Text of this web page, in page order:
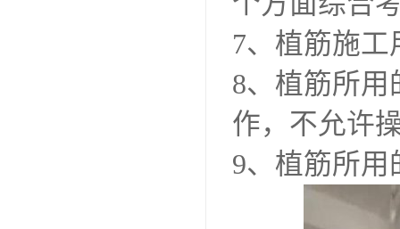
7、植筋施
8、植筋所
作，不允许
9、植筋所